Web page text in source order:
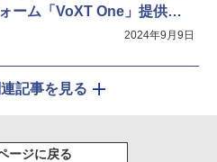
ーム「VoXT One」提供開
2024年9月9日
記事を見る
ージに戻る